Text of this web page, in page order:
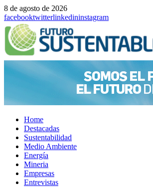
8 de agosto de 2026
facebooktwitterlinkedininstagram
Home
Destacadas
Sustentabilidad
Medio Ambiente
Energía
Mineria
Empresas
Entrevistas